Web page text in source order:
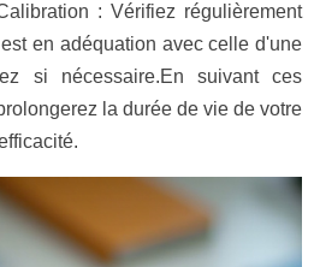
: Vérifiez régulièrement
en adéquation avec celle d'une
si nécessaire.En suivant ces
la durée de vie de votre